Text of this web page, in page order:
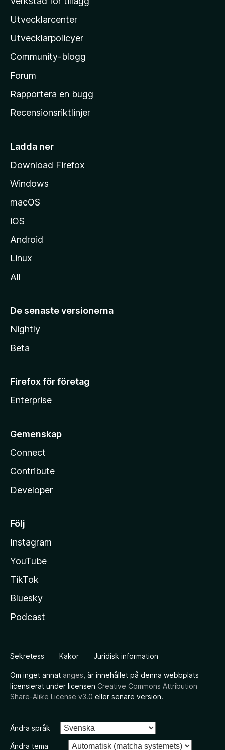
z
i
l
a
s
h
m
i
a
Utvecklarcenter
Utvecklarpolicyer
Community-blogg
Forum
Rapportera en bugg
Recensionsriktlinjer
Ladda ner
Download Firefox
Windows
macOS
iOS
Android
Linux
All
De senaste versionerna
Nightly
Beta
Firefox för företag
Enterprise
Gemenskap
Connect
Contribute
Developer
Följ
Instagram
YouTube
TikTok
Bluesky
Podcast
Sekretess Kakor Juridisk information
Om inget annat anges , är innehållet på denna webbplats
licensierat under licensen Creative Commons Attribution
Share-Alike License v3.0 eller senare version.
Ändra språk
Ändra tema